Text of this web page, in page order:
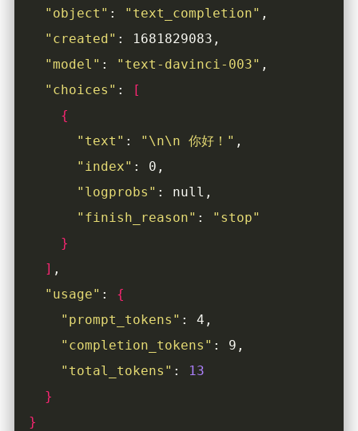
"object" : "text_completion"
"created"
"model" : "text-davinci-003"
"choices" :
[
{
"text" : "\n\n 你好！"
"index"
"logprobs"
"finish_reason" :
"stop"
}
]
"usage" : {
"prompt_tokens"
"completion_tokens"
"total_tokens" :
13
}
}